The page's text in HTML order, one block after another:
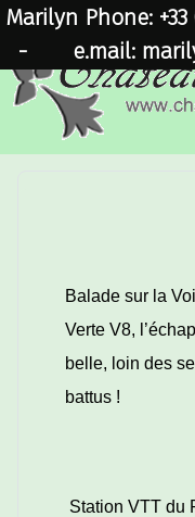
Marilyn Phone: +33
- e.mail:
Balade sur la
Verte V8,
belle, loin des
battus !
Station VTT du